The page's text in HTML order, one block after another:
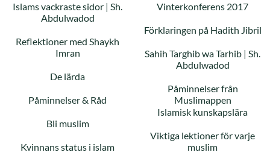
Islams vackraste sidor | Sh.
Abdulwadod
Vinterkonferens 2017
Förklaringen på Hadith Jibril
Reflektioner med Shaykh
Imran
Sahih Targhib wa Tarhib | Sh.
Abdulwadod
De lärda
Påminnelser från
Muslimappen
Påminnelser & Råd
Islamisk kunskapslära
Bli muslim
Viktiga lektioner för varje
muslim
Kvinnans status i islam